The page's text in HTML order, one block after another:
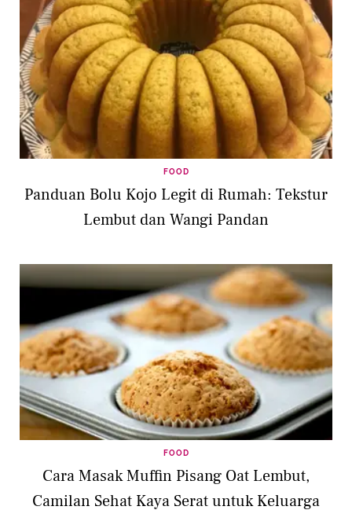
FOOD
Panduan Bolu Kojo Legit di Rumah: Tekstur
Lembut dan Wangi Pandan
FOOD
Cara Masak Muffin Pisang Oat Lembut,
Camilan Sehat Kaya Serat untuk Keluarga